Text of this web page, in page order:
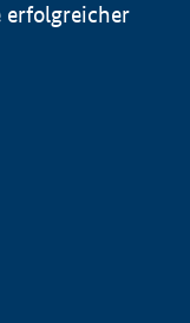
erfolgreicher